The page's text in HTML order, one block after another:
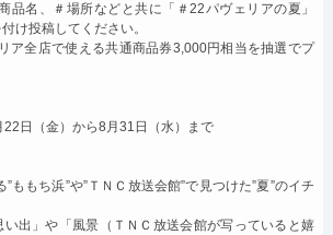
品名、＃場所などと共に「＃22パヴェリアの夏」
け投稿してください。
ア全店で使える共通商品券3,000円相当を抽選でプ
22日（金）から8月31日（水）まで
もち浜”や”ＴＮＣ放送会館”で見つけた”夏”のイチ
い出」や「風景（ＴＮＣ放送会館が写っていると嬉